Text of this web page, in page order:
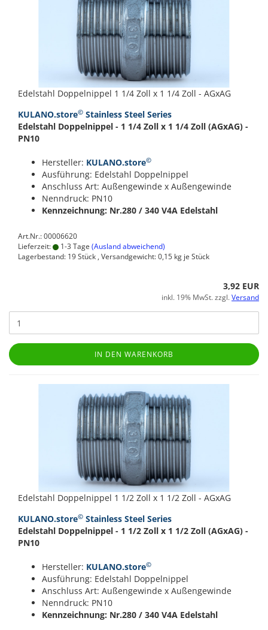
Edelstahl Doppelnippel 1 1/4 Zoll x 1 1/4 Zoll - AGxAG
KULANO.store© Stainless Steel Series
Edelstahl Doppelnippel - 1 1/4 Zoll x 1 1/4 Zoll (AGxAG) -
PN10
Hersteller: KULANO.store©
Ausführung: Edelstahl Doppelnippel
Anschluss Art: Außengewinde x Außengewinde
Nenndruck: PN10
Kennzeichnung: Nr.280 / 340 V4A Edelstahl
Art.Nr.: 00006620
Lieferzeit:
1-3 Tage (Ausland abweichend)
Lagerbestand: 19 Stück , Versandgewicht:0,15 kg je Stück
3,92 EUR
inkl. 19% MwSt. zzgl.Versand
IN DEN WARENKORB
Edelstahl Doppelnippel 1 1/2 Zoll x 1 1/2 Zoll - AGxAG
KULANO.store© Stainless Steel Series
Edelstahl Doppelnippel - 1 1/2 Zoll x 1 1/2 Zoll (AGxAG) -
PN10
Hersteller: KULANO.store©
Ausführung: Edelstahl Doppelnippel
Anschluss Art: Außengewinde x Außengewinde
Nenndruck: PN10
Kennzeichnung: Nr.280 / 340 V4A Edelstahl